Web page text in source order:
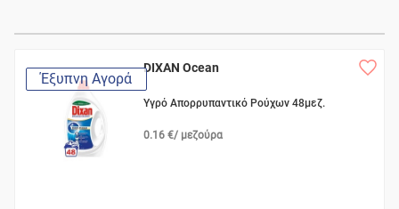
Έξυπνη Αγορά
DIXAN Ocean
Υγρό Απορρυπαντικό Ρούχων 48μεζ.
0.16 €/ μεζούρα